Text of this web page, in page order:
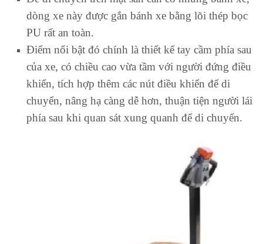
dòng xe này được gắn bánh xe bằng lõi thép bọc
PU rất an toàn.
Điểm nổi bật đó chính là thiết kế tay cầm phía sau
của xe, có chiều cao vừa tầm với người đứng điều
khiển, tích hợp thêm các nút điều khiển để di
chuyển, nâng hạ càng dễ hơn, thuận tiện người lái
phía sau khi quan sát xung quanh để di chuyển.